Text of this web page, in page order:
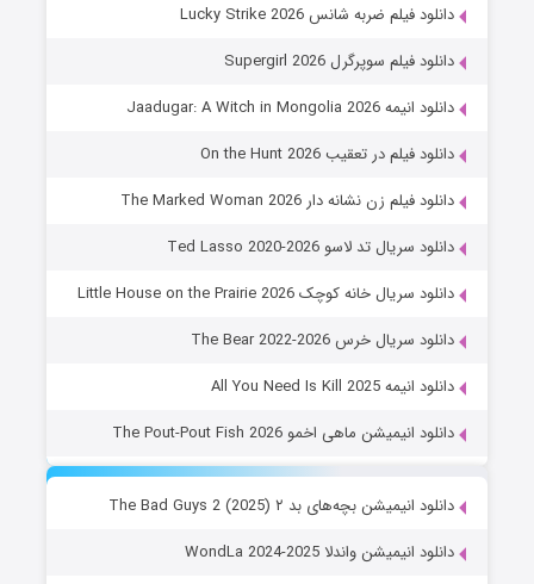
دانلود فیلم ضربه شانس Lucky Strike 2026
دانلود فیلم سوپرگرل Supergirl 2026
دانلود انیمه Jaadugar: A Witch in Mongolia 2026
دانلود فیلم در تعقیب On the Hunt 2026
دانلود فیلم زن نشانه دار The Marked Woman 2026
دانلود سریال تد لاسو Ted Lasso 2020-2026
دانلود سریال خانه کوچک Little House on the Prairie 2026
دانلود سریال خرس The Bear 2022-2026
دانلود انیمه All You Need Is Kill 2025
دانلود انیمیشن ماهی اخمو The Pout-Pout Fish 2026
دانلود انیمیشن بچه‌های بد ۲ The Bad Guys 2 (2025)
دانلود انیمیشن واندلا WondLa 2024-2025